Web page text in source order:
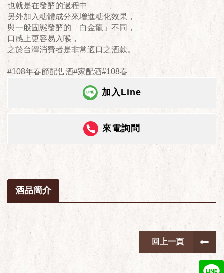
也就是在發酵的過程中
另外加入糖體成分來增進糖化效果，
​與一般固態發酵的「白金龍」不同，
口感上更容易入喉，
之於台灣消費者是非常適口之酒款。
#108年春節配售酒#家配酒#108春
加入Line
來電詢問
酒品簡介
回上一頁